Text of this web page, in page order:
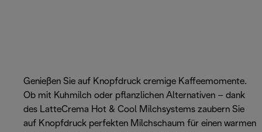
Genießen Sie auf Knopfdruck cremige Kaffeemomente.
Ob mit Kuhmilch oder pflanzlichen Alternativen – dank
des LatteCrema Hot & Cool Milchsystems zaubern Sie
auf Knopfdruck perfekten Milchschaum für einen warmen